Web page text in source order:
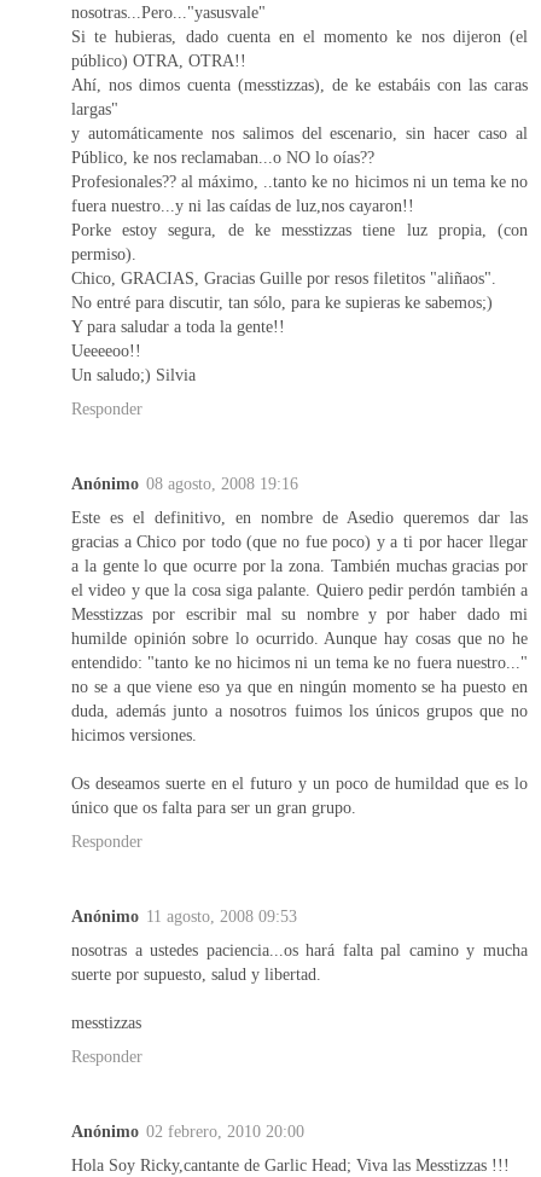
nosotras...Pero..."yasusvale"
Si te hubieras, dado cuenta en el momento ke nos dijeron (el
público) OTRA, OTRA!!
Ahí, nos dimos cuenta (messtizzas), de ke estabáis con las caras
largas"
y automáticamente nos salimos del escenario, sin hacer caso al
Público, ke nos reclamaban...o NO lo oías??
Profesionales?? al máximo, ..tanto ke no hicimos ni un tema ke no
fuera nuestro...y ni las caídas de luz,nos cayaron!!
Porke estoy segura, de ke messtizzas tiene luz propia, (con
permiso).
Chico, GRACIAS, Gracias Guille por resos filetitos "aliñaos".
No entré para discutir, tan sólo, para ke supieras ke sabemos;)
Y para saludar a toda la gente!!
Ueeeeoo!!
Un saludo;) Silvia
Responder
Anónimo 08 agosto, 2008 19:16
Este es el definitivo, en nombre de Asedio queremos dar las
gracias a Chico por todo (que no fue poco) y a ti por hacer llegar
a la gente lo que ocurre por la zona. También muchas gracias por
el video y que la cosa siga palante. Quiero pedir perdón también a
Messtizzas por escribir mal su nombre y por haber dado mi
humilde opinión sobre lo ocurrido. Aunque hay cosas que no he
entendido: "tanto ke no hicimos ni un tema ke no fuera nuestro..."
no se a que viene eso ya que en ningún momento se ha puesto en
duda, además junto a nosotros fuimos los únicos grupos que no
hicimos versiones.
Os deseamos suerte en el futuro y un poco de humildad que es lo
único que os falta para ser un gran grupo.
Responder
Anónimo 11 agosto, 2008 09:53
nosotras a ustedes paciencia...os hará falta pal camino y mucha
suerte por supuesto, salud y libertad.
messtizzas
Responder
Anónimo 02 febrero, 2010 20:00
Hola Soy Ricky,cantante de Garlic Head; Viva las Messtizzas !!!